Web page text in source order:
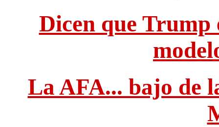
Dicen que
La AFA... bajo de